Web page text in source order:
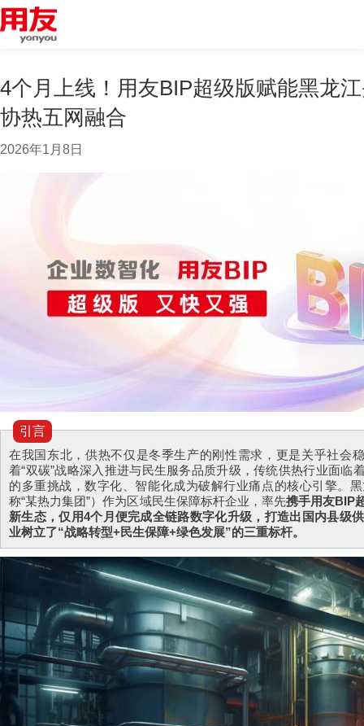
4个月上线！用友BIP超级版赋能黑龙
协热五网融合
2026年1月8日
引言
在我国东北，供热不仅是冬季生产的刚性需求，更是关乎社会
着“双碳”战略深入推进与民生服务品质升级，传统供热行业面临
的多重挑战，数字化、智能化成为破解行业痛点的核心引擎。
称“某热力集团”）作为区域民生保障标杆企业，率先携手用友BIP
新生态，仅用4个月便完成全链路数字化升级，打造出国内县级
业树立了“战略转型+民生保障+绿色发展”的三重标杆。